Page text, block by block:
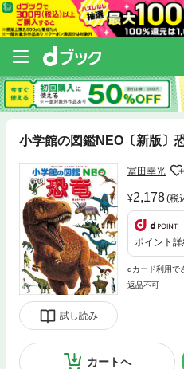
小学館の図鑑NEO〔新版〕
試し読み
冨田幸光
2,178(税
ポイント詳
dカード利用で
返品不可
カートへ